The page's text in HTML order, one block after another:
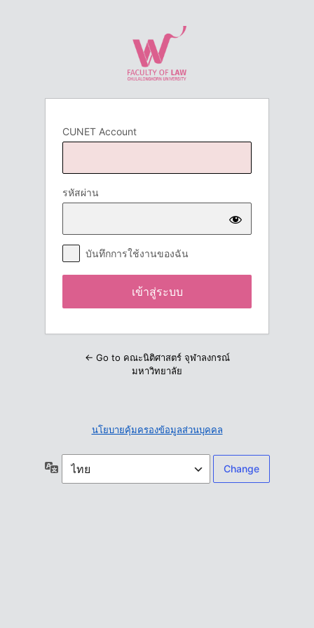
CUNET Account
รหัสผ่าน
บันทึกการใช้งานของฉัน
← Go to คณะนิติศาสตร์ จุฬาลงกรณ์
มหาวิทยาลัย
นโยบายคุ้มครองข้อมูลส่วนบุคคล
ภาษา